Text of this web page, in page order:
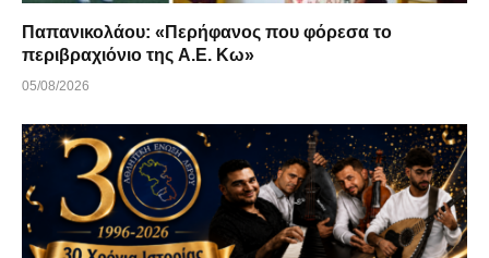
Παπανικολάου: «Περήφανος που φόρεσα το
περιβραχιόνιο της Α.Ε. Κω»
05/08/2026